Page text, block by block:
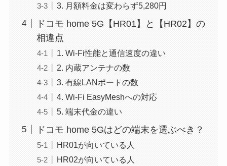
3. 月額料金は変わらず5,280円
ドコモ home 5G【HR01】と【HR02】の
相違点
1. Wi-Fi性能と通信速度の違い
2. 内蔵アンテナの数
3. 有線LANポートの数
4. Wi-Fi EasyMeshへの対応
5. 端末代金の違い
ドコモ home 5Gはどの端末を選ぶべき？
HR01が向いている人
HR02が向いている人